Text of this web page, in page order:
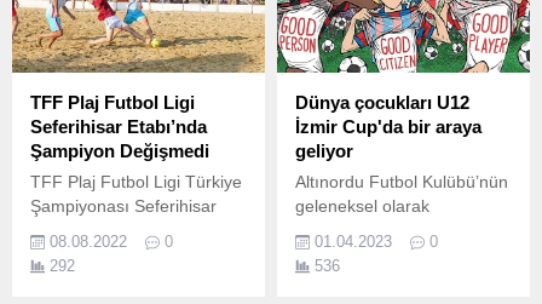
TFF Plaj Futbol Ligi
Seferihisar Etabı’nda
Şampiyon Değişmedi
TFF Plaj Futbol Ligi Türkiye
Şampiyonası Seferihisar
yasakları nedeniyle son
olarak 2019 yılında
08.08.2022
0
292
Dünya çocukları U12
İzmir Cup'da bir araya
geliyor
Altınordu Futbol Kulübü’nün
geleneksel olarak
turnuvası bu yıl 7-8-9 Nisan
tarihleri arasında
01.04.2023
0
536